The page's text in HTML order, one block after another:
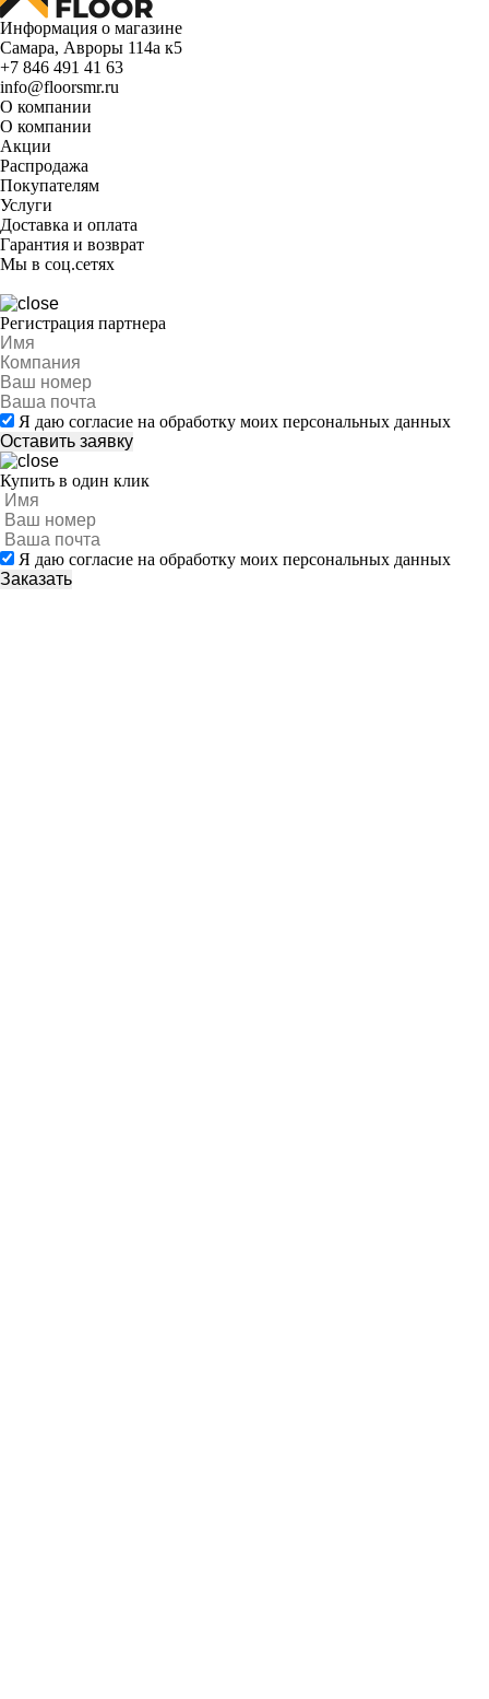
Информация о магазине
Самара, Авроры 114а к5
+7 846 491 41 63
info@floorsmr.ru
О компании
О компании
Акции
Распродажа
Покупателям
Услуги
Доставка и оплата
Гарантия и возврат
Мы в соц.сетях
Регистрация партнера
Я даю согласие на обработку моих персональных данных
Купить в один клик
Я даю согласие на обработку моих персональных данных